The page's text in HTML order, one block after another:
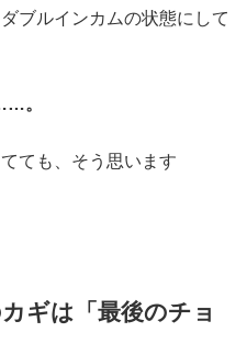
ブルインカムの状態にして
。
ても、そう思います
ギは「最後のチョ